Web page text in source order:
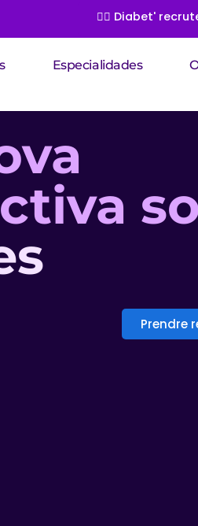
👩‍⚕️ Diabet'
Especialidades
Prendre